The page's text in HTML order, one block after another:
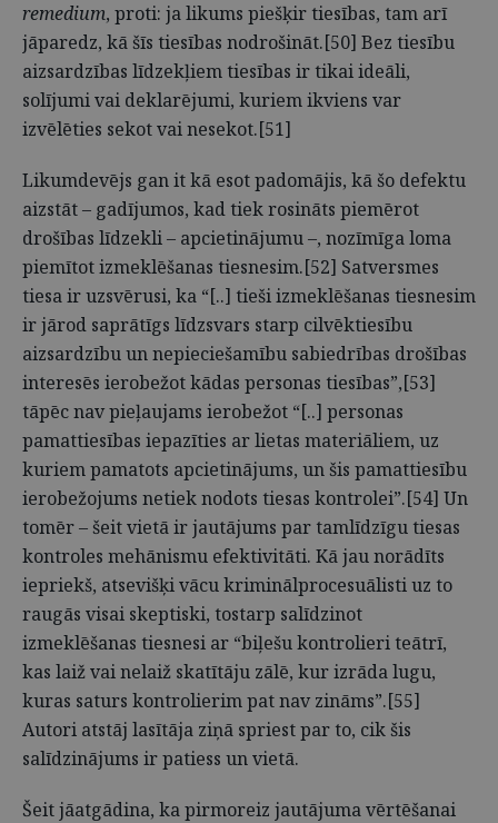
remedium, proti: ja likums piešķir tiesības, tam arī
jāparedz, kā šīs tiesības nodrošināt.[50] Bez tiesību
aizsardzības līdzekļiem tiesības ir tikai ideāli,
solījumi vai deklarējumi, kuriem ikviens var
izvēlēties sekot vai nesekot.[51]
Likumdevējs gan it kā esot padomājis, kā šo defektu
aizstāt – gadījumos, kad tiek rosināts piemērot
drošības līdzekli – apcietinājumu –, nozīmīga loma
piemītot izmeklēšanas tiesnesim.[52] Satversmes
tiesa ir uzsvērusi, ka “[..] tieši izmeklēšanas tiesnesim
ir jārod saprātīgs līdzsvars starp cilvēktiesību
aizsardzību un nepieciešamību sabiedrības drošības
interesēs ierobežot kādas personas tiesības”,[53]
tāpēc nav pieļaujams ierobežot “[..] personas
pamattiesības iepazīties ar lietas materiāliem, uz
kuriem pamatots apcietinājums, un šis pamattiesību
ierobežojums netiek nodots tiesas kontrolei”.[54] Un
tomēr – šeit vietā ir jautājums par tamlīdzīgu tiesas
kontroles mehānismu efektivitāti. Kā jau norādīts
iepriekš, atsevišķi vācu kriminālprocesuālisti uz to
raugās visai skeptiski, tostarp salīdzinot
izmeklēšanas tiesnesi ar “biļešu kontrolieri teātrī,
kas laiž vai nelaiž skatītāju zālē, kur izrāda lugu,
kuras saturs kontrolierim pat nav zināms”.[55]
Autori atstāj lasītāja ziņā spriest par to, cik šis
salīdzinājums ir patiess un vietā.
Šeit jāatgādina, ka pirmoreiz jautājuma vērtēšanai